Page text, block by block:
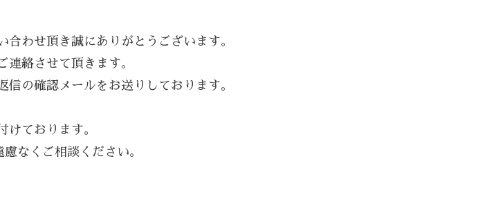
合わせ頂き誠にありがとうございます。
連絡させて頂きます。
の確認メールをお送りしております。
けております。
なくご相談ください。